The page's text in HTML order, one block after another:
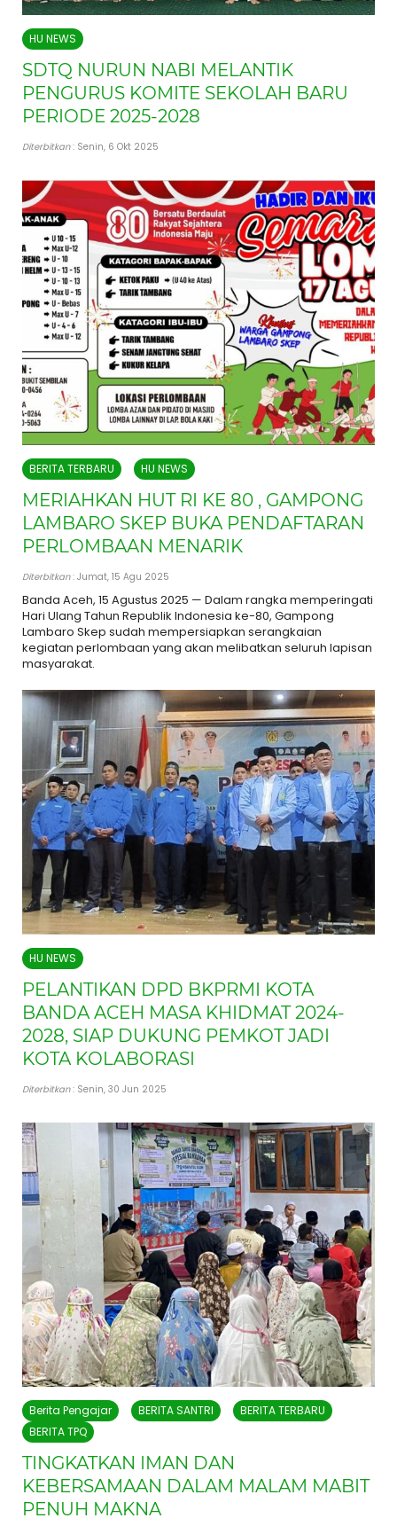
HU NEWS
SDTQ NURUN NABI MELANTIK
PENGURUS KOMITE SEKOLAH BARU
PERIODE 2025-2028
Diterbitkan: Senin, 6 Okt 2025
BERITA TERBARU HU NEWS
MERIAHKAN HUT RI KE 80 , GAMPONG
LAMBARO SKEP BUKA PENDAFTARAN
PERLOMBAAN MENARIK
Diterbitkan: Jumat, 15 Agu 2025
Banda Aceh, 15 Agustus 2025 — Dalam rangka memperingati
Hari Ulang Tahun Republik Indonesia ke-80, Gampong
Lambaro Skep sudah mempersiapkan serangkaian
kegiatan perlombaan yang akan melibatkan seluruh lapisan
masyarakat.
HU NEWS
PELANTIKAN DPD BKPRMI KOTA
BANDA ACEH MASA KHIDMAT 2024-
2028, SIAP DUKUNG PEMKOT JADI
KOTA KOLABORASI
Diterbitkan: Senin, 30 Jun 2025
Berita Pengajar BERITA SANTRI
BERITA TERBARU
BERITA TPQ
TINGKATKAN IMAN DAN
KEBERSAMAAN DALAM MALAM MABIT
PENUH MAKNA